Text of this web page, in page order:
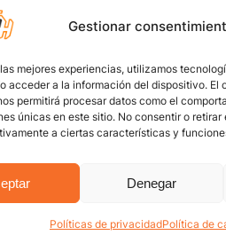
Gestionar
mejores experiencias, utilizamos
acceder a la información del dispositivo. El
permitirá procesar datos como el
únicas en este sitio. No consentir o
a ciertas características y
Denegar
Políticas de privacidadPolítica de